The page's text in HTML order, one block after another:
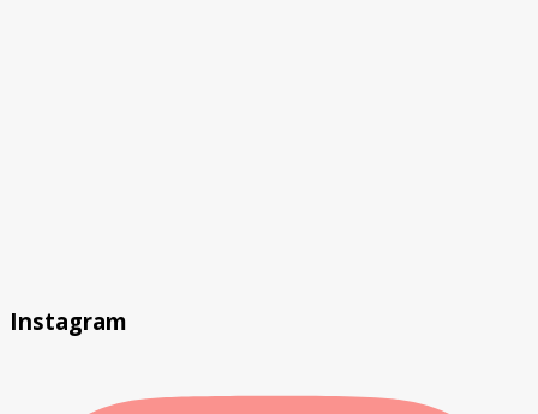
Instagram